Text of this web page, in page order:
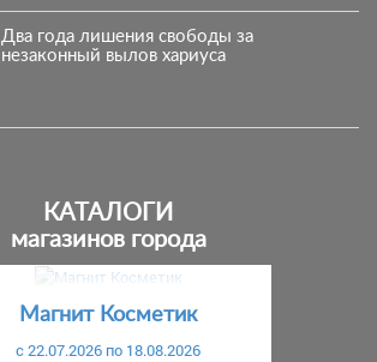
Два года лишения свободы за
незаконный вылов хариуса
КАТАЛОГИ
магазинов города
Магнит Косметик
c 22.07.2026 по 18.08.2026